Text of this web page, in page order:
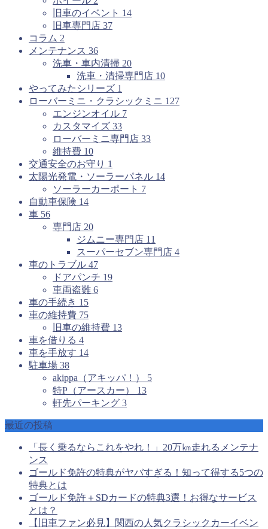
旧車のイベント 14
旧車専門店 37
コラム 2
メンテナンス 36
洗車・車内清掃 20
洗車・清掃専門店 10
やってみたシリーズ 1
ローバーミニ・クラシックミニ 127
エンジンオイル 7
カスタマイズ 33
ローバーミニ専門店 33
維持費 10
交通安全のお守り 1
太陽光発電・ソーラーパネル 14
ソーラーカーポート 7
自動車保険 14
車 56
専門店 20
ジムニー専門店 11
スーパーセブン専門店 4
車のトラブル 47
ドアパンチ 19
車両盗難 6
車の手続き 15
車の維持費 75
旧車の維持費 13
車を借りる 4
車を手放す 14
駐車場 38
akippa（アキッパ！） 5
特P（アースカー） 13
軒先パーキング 3
最近の投稿
「長く乗るならこれをやれ！」20万㎞走れるメンテナ
ンス
ゴールド免許の特典がヤバすぎる！知って得する5つの
特典とは
ゴールド免許＋SDカードの特典3選！お得なサービス
とは？
【旧車ファン必見】関西の人気クラシックカーイベン